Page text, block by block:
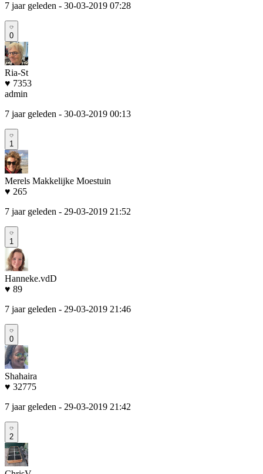
7 jaar geleden - 30-03-2019 07:28
0
Ria-St
♥ 7353
admin
7 jaar geleden - 30-03-2019 00:13
1
Merels Makkelijke Moestuin
♥ 265
7 jaar geleden - 29-03-2019 21:52
1
Hanneke.vdD
♥ 89
7 jaar geleden - 29-03-2019 21:46
0
Shahaira
♥ 32775
7 jaar geleden - 29-03-2019 21:42
2